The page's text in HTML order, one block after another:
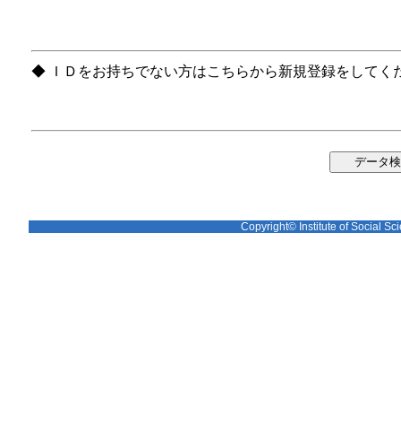
◆ ＩＤをお持ちでない方はこちらから新規登録をしてく
Copyright© Institute of Social